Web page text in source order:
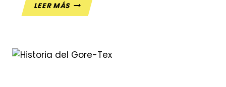
LEER MÁSCALZADO
DE
TEX®